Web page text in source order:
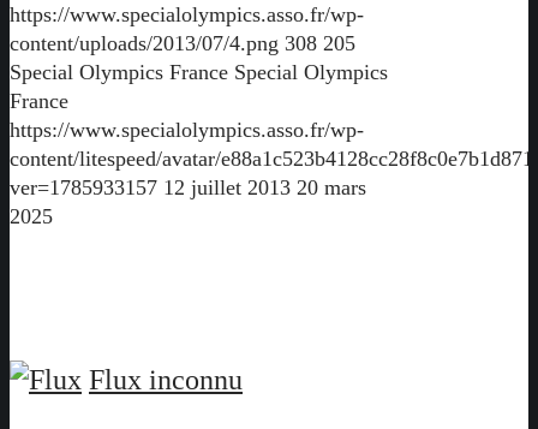
https://www.specialolympics.asso.fr/wp-
content/uploads/2013/07/4.png 308 205
Special Olympics France Special Olympics
France
https://www.specialolympics.asso.fr/wp-
content/litespeed/avatar/
ver=1785933157 12 juillet 2013 20 mars
2025
Flux inconnu